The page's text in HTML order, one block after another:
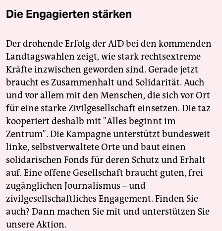
Die Engagierten stärken
Der drohende Erfolg der AfD bei den kommenden
Landtagswahlen zeigt, wie stark rechtsextreme
Kräfte inzwischen geworden sind. Gerade jetzt
braucht es Zusammenhalt und Solidarität. Auch
und vor allem mit den Menschen, die sich vor Ort
für eine starke Zivilgesellschaft einsetzen. Die taz
kooperiert deshalb mit "Alles beginnt im
Zentrum". Die Kampagne unterstützt bundesweit
linke, selbstverwaltete Orte und baut einen
solidarischen Fonds für deren Schutz und Erhalt
auf. Eine offene Gesellschaft braucht guten, frei
zugänglichen Journalismus – und
zivilgesellschaftliches Engagement. Finden Sie
auch? Dann machen Sie mit und unterstützen Sie
unsere Aktion.